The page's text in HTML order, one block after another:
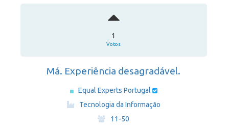
1
Votos
Má. Experiência desagradável.
Equal Experts Portugal
Tecnologia da Informação
·
11-50